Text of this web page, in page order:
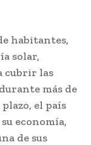
habitantes,
solar,
cubrir las
más de
el país
economía,
de sus